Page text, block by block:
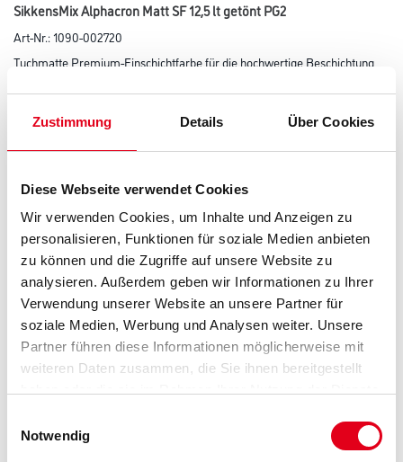
Zustimmung Details Über Cookies
Diese Webseite verwendet Cookies
Wir verwenden Cookies, um Inhalte und Anzeigen zu
personalisieren, Funktionen für soziale Medien anbieten
zu können und die Zugriffe auf unsere Website zu
analysieren. Außerdem geben wir Informationen zu Ihrer
Verwendung unserer Website an unsere Partner für
soziale Medien, Werbung und Analysen weiter. Unsere
Partner führen diese Informationen möglicherweise mit
weiteren Daten zusammen, die Sie ihnen bereitgestellt
Notwendig
SikkensMix Alphacron Matt SF 12,5 lt getönt PG2
Art-Nr.:1090-002720
Tuchmatte Premium-Einschichtfarbe für die hochwertige Beschichtung
extrem gutem Deckvermögen. Jetzt NAR 1 und brillanter Weißgrad.
Farbtonbezeichnung
Gebinde
Umrechnungsfaktoren